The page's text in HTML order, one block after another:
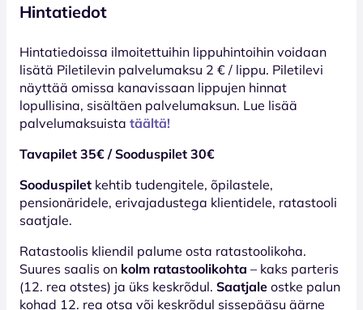
Hintatiedot
Hinta­tiedoissa ilmoitettuihin lippuhintoihin voidaan
lisätä Piletilevin palvelumaksu 2 € / lippu. Piletilevi
näyttää omissa kanavissaan lippujen hinnat
lopullisina, sisältäen palvelumaksun. Lue lisää
palvelumaksuista täältä!
Tavapilet 35€ / Sooduspilet 30€
Sooduspilet kehtib tudengitele, õpilastele,
pensionäridele, erivajadustega klientidele, ratastooli
saatjale.
Ratastoolis kliendil palume osta ratastoolikoha.
Suures saalis on kolm ratastoolikohta – kaks parteris
(12. rea otstes) ja üks keskrõdul. Saatjale ostke palun
kohad 12. rea otsa või keskrõdul sissepääsu äärne